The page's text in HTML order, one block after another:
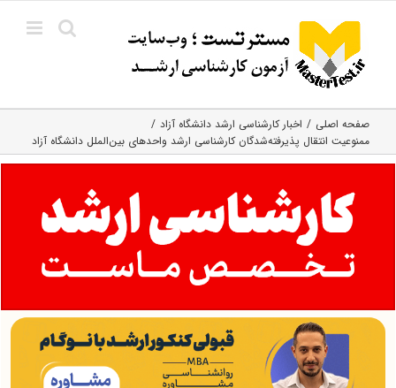
content
صفحه اصلی
اخبار کارشناسی ارشد دانشگاه آزاد
ممنوعیت انتقال پذیرفته‌شدگان کارشناسی ارشد واحدهای بین‌الملل دانشگاه آزاد